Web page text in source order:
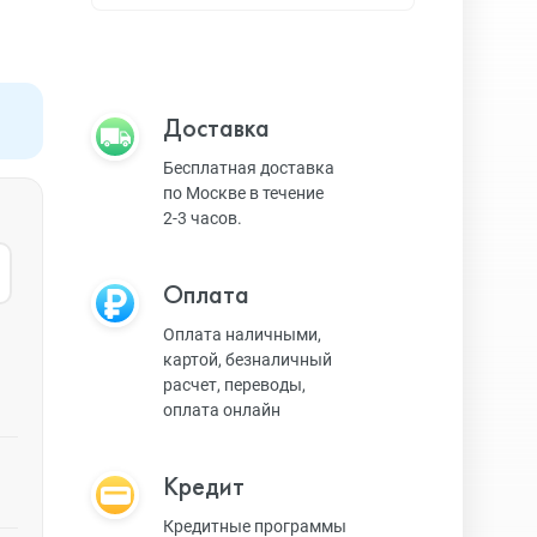
Magic Keyboard
ЗУ и кабели
Игровые консоли
Ремешки для AW
Доставка
Бесплатная доставка
по Москве в течение
2-3 часов.
Оплата
Оплата наличными,
картой, безналичный
расчет, переводы,
оплата онлайн
Кредит
Кредитные программы